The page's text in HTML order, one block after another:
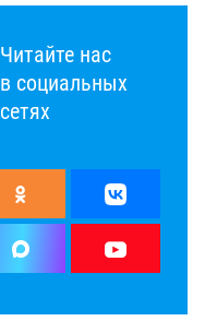
Читайте нас
в социальных
сетях